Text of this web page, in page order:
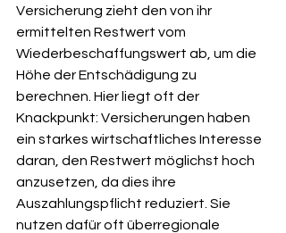
Versicherung zieht den von ihr
ermittelten Restwert vom
Wiederbeschaffungswert ab, um die
Höhe der Entschädigung zu
berechnen. Hier liegt oft der
Knackpunkt: Versicherungen haben
ein starkes wirtschaftliches Interesse
daran, den Restwert möglichst hoch
anzusetzen, da dies ihre
Auszahlungspflicht reduziert. Sie
nutzen dafür oft überregionale